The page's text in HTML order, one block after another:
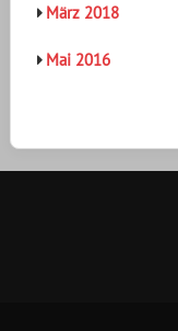
März 2018
Mai 2016